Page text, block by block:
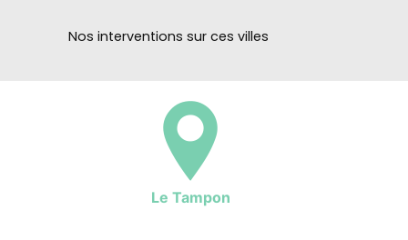
Nos interventions sur ces villes
Le Tampon